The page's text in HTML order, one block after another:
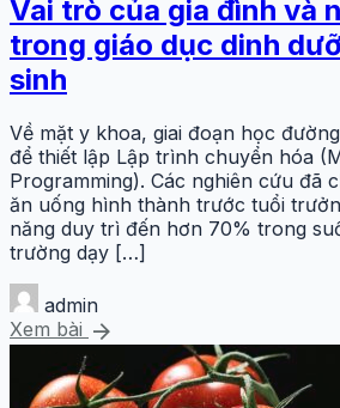
Vai trò của gia đình và
trong giáo dục dinh
sinh
Về mặt y khoa, giai đoạn học
để thiết lập Lập trình chuyển hóa
Programming). Các nghiên cứu đã
ăn uống hình thành trước tuổi
năng duy trì đến hơn 70% trong
trường dạy […]
admin
Xem bài arrow_forward